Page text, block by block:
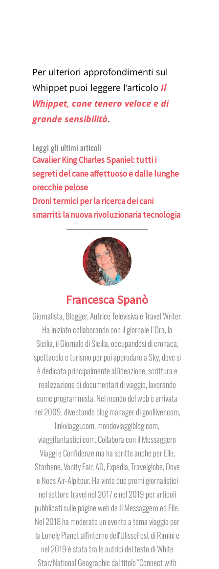
Per ulteriori approfondimenti sul
Whippet puoi leggere l’articoloIl
Whippet, cane tenero veloce e di
grande sensibilità.
Leggi gli ultimi articoli
Cavalier King Charles Spaniel: tutti i
segreti del cane affettuoso e dalle lunghe
orecchie pelose
Droni termici per la ricerca dei cani
smarriti: la nuova rivoluzionaria tecnologia
Francesca Spanò
Giornalista, Blogger, Autrice Televisiva e Travel Writer.
Ha iniziato collaborando con il giornale L'Ora, la
Sicilia, il Giornale di Sicilia, occupandosi di cronaca,
spettacolo e turismo per poi approdare a Sky, dove si
è dedicata principalmente all'ideazione, scrittura e
realizzazione di documentari di viaggio, lavorando
come programmista. Nel mondo del web è arrivata
nel 2009, diventando blog manager di goolliver.com,
linkviaggi.com, mondoviaggiblog.com,
viaggifantastici.com. Collabora con il Messaggero
Viaggi e Confidenze ma ha scritto anche per Elle,
Starbene, Vanity Fair, AD, Expedia, Travelglobe, Dove
e Neos Air-Alpitour. Ha vinto due premi giornalistici
nel settore travel nel 2017 e nel 2019 per articoli
pubblicati sulle pagine web de Il Messaggero ed Elle.
Nel 2018 ha moderato un evento a tema viaggio per
la Lonely Planet all'interno dell'UlisseFest di Rimini e
nel 2019 è stata tra le autrici del testo di White
Star/National Geographic dal titolo "Connect with